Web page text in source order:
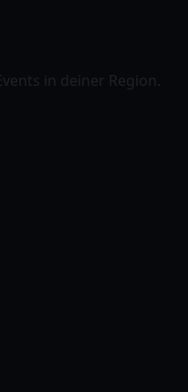
in deiner Region.